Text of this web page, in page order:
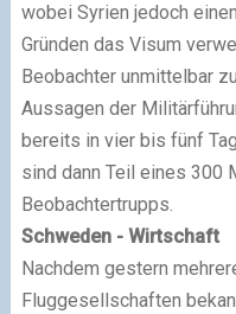
wobei Syrien jedoch
Gründen das Visum
Beobachter unmittelbar
Aussagen der
bereits in vier bis fünf
sind dann Teil eines 300
Beobachtertrupps.
Schweden - Wirtschaft
Nachdem gestern
Fluggesellschaften